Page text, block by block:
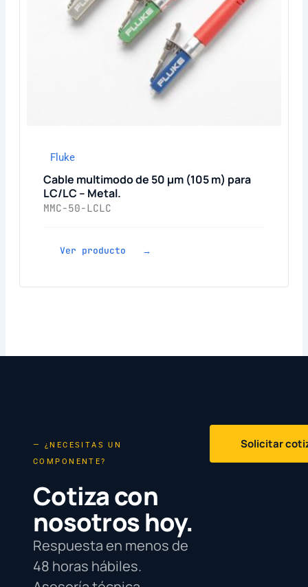
Fluke
Cable multimodo de 50 μm (105 m) para
LC/LC – Metal.
MMC-50-LCLC
Ver producto →
— ¿NECESITAS UN
COMPONENTE?
Cotiza con
nosotros hoy.
Respuesta en menos de
48 horas hábiles.
Solicitar